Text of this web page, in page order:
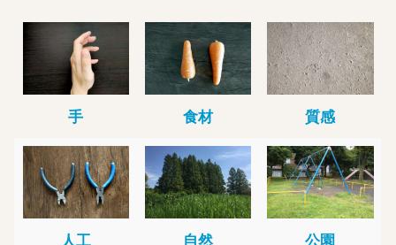
手 食材 質感
人工 自然 公園